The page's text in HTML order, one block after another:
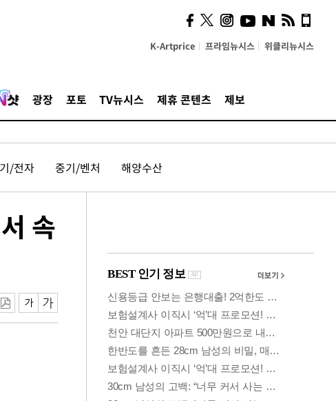
K-Artprice 프라임뉴시스 위클리뉴시스
광장 포토 TV뉴시스 제휴 콘텐츠 제보
/전자 중기/벤처 해양수산
속
시, 스마트폰 액세서리에
NFC 더했다